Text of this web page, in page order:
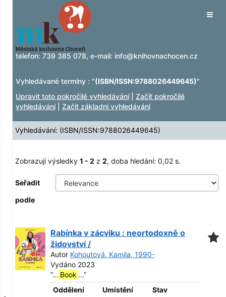
Zobrazuji výsledky1 - 2z
Přeskočit na obsah
telefon: 739 385 078, e-mail: info@knihovnachocen.cz
Vyhledávané termíny : "(ISBN/ISSN:9788026449645)"
Upravit toto pokročilé vyhledávání| Začít pokročilé
vyhledávání| Začít základní vyhledávání
Vyhledávání: (ISBN/ISSN:9788026449645)
Zobrazuji výsledky 1 - 2 z 2, doba hledání: 0,02 s.
Seřadit
podle
Rabínka v zácviku : neortodoxně o
židovství /
Autor Kohoutová, Kamila, 1990-
Vydáno 2023
“... Book ...”
Oddělení
Umístění
Stav